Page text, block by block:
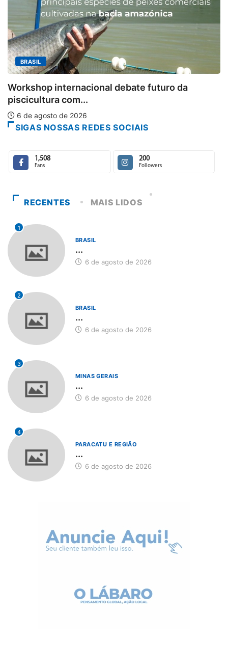
debate futuro da
Aberto o
SIGAS NOSSAS REDES SOCIAIS
1,508
Fans
200
Followers
RECENTES MAIS LIDOS
1
BRASIL
...
6 de agosto de 2026
2
BRASIL
...
6 de agosto de 2026
3
MINAS GERAIS
...
6 de agosto de 2026
4
PARACATU E REGIÃO
...
6 de agosto de 2026